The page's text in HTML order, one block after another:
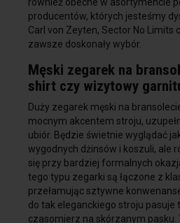
również obecne w asortymencie
producentów, których jesteśmy
Carl von Zeyten, Sector No Limits
Męski zegarek na
shirt czy wizytowy
Duży zegarek męski na
mocnym akcentem stroju,
ubiór. Będzie świetnie wyglądać
wygodnych dżinsów i koszuli, ale
się przy bardziej formalnych
tego typu zegarki są łączone z
przełamując sztywne
do tak eleganckiego stroju pasuje